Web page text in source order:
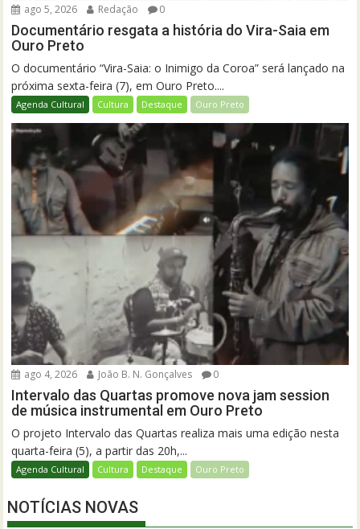
ago 5, 2026 Redação 0
Documentário resgata a história do Vira-Saia em
Ouro Preto
O documentário “Vira-Saia: o Inimigo da Coroa” será lançado na
próxima sexta-feira (7), em Ouro Preto....
Agenda Cultural Cultura Destaque Ouro Preto
ago 4, 2026 João B. N. Gonçalves 0
Intervalo das Quartas promove nova jam session
de música instrumental em Ouro Preto
O projeto Intervalo das Quartas realiza mais uma edição nesta
quarta-feira (5), a partir das 20h,...
Agenda Cultural Cultura Destaque Ouro Preto
NOTÍCIAS NOVAS